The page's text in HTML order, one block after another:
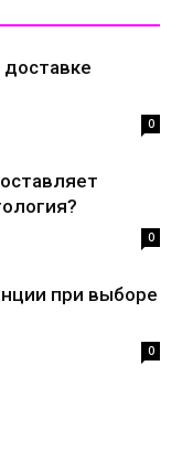
0
0
при выборе
0